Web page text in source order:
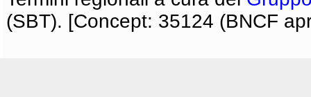
(SBT). [Concept: 35124 (BNCF